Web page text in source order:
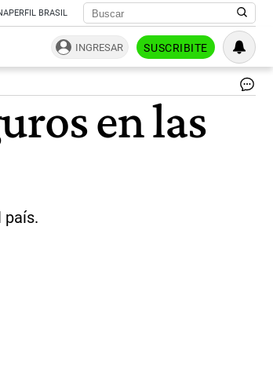
PERFIL BRASIL
INGRESAR SUSCRIBITE
en las
país.